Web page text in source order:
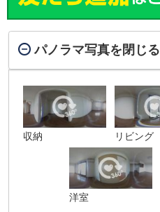
パノラマ写真を閉じる
収納 リビング
洋室